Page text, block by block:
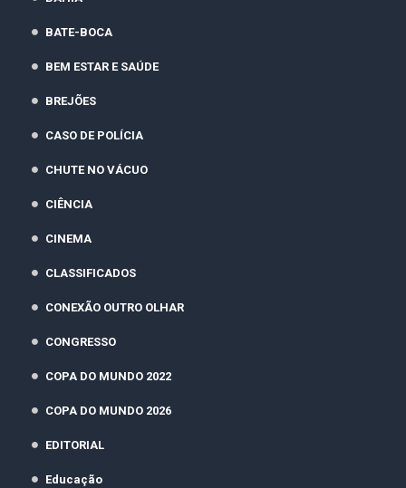
BATE-BOCA
BEM ESTAR E SAÚDE
BREJÕES
CASO DE POLÍCIA
CHUTE NO VÁCUO
CIÊNCIA
CINEMA
CLASSIFICADOS
CONEXÃO OUTRO OLHAR
CONGRESSO
COPA DO MUNDO 2022
COPA DO MUNDO 2026
EDITORIAL
Educação